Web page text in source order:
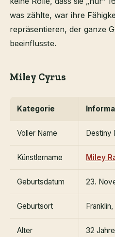
was zählte, war ihre
repräsentieren, der ganze
beeinflusste.
Miley Cyrus
Kategorie
Voller Name Destiny
Künstlername Miley
Geburtsdatum 23.
Geburtsort
Alter 32 Jahre